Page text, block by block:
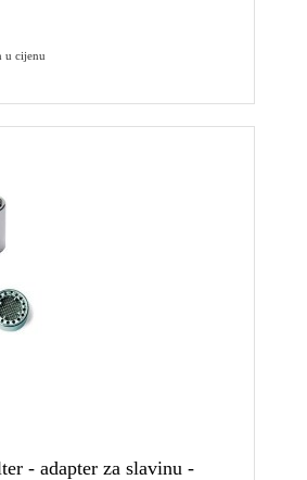
u cijenu
- adapter za slavinu -